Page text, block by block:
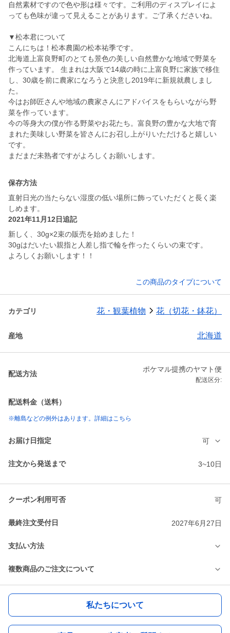
自然素材ですので色や形は様々です。ご利用のディスプレイによ
っても色味が違って見えることがあります。ご了承くださいね。
▼松本君について
こんにちは！松本農園の松本祐季です。
北海道上富良野町のとても景色の美しい自然豊かな地域で野菜を
作っています。 生まれは大阪で14歳の時に上富良野に家族で移住
し、30歳を前に農家になろうと決意し2019年に新規就農しまし
た。
今はお師匠さんや地域の農家さんにアドバイスをもらいながら野
菜を作っています。
今の等身大の僕が作る野菜やお花たち。富良野の豊かな大地で育
まれた美味しい野菜を皆さんにお召し上がりいただけると嬉しい
です。
まだまだ未熟者ですがよろしくお願いします。
保存方法
直射日光の当たらない湿度の低い場所に飾っていただくと長く楽
しめます。
2021年11月12日追記
新しく、30g×2束の販売を始めました！
30gはだいたい親指と人差し指で輪を作ったくらいの束です。
よろしくお願いします！！
この商品のタイプについて
カテゴリ 花・観葉植物 花（切花・鉢花）
産地 北海道
配送方法
ポケマル提携のヤマト便
配送区分:
配送料金（送料）
※離島などの例外はあります。詳細はこちら
お届け日指定 可
注文から発送まで 3~10日
クーポン利用可否 可
最終注文受付日 2027年6月27日
支払い方法
複数商品のご注文について
私たちについて